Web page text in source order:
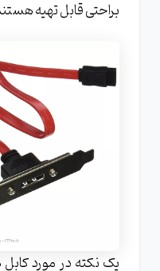
براحتی قابل تهیه